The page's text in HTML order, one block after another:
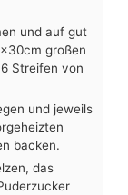
und auf gut
großen
Streifen von
und jeweils
backen.
das